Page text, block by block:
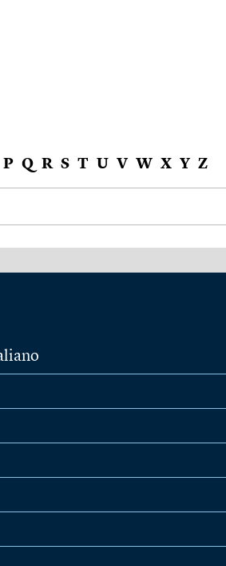
P Q R S T U V W X Y Z